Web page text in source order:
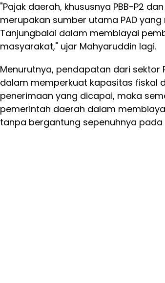
"Pajak daerah, khususnya PBB-P2 dan
merupakan sumber utama PAD
Tanjungbalai dalam membiayai
masyarakat," ujar Mahyaruddin lagi.
Menurutnya, pendapatan dari sektor
dalam memperkuat kapasitas fiskal
penerimaan yang dicapai, maka
pemerintah daerah dalam
tanpa bergantung sepenuhnya